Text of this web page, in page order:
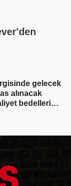
gelecek
alınacak
bedelleri